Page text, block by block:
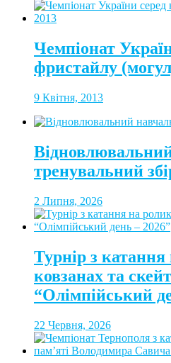
Чемпіонат
фристайлу
9 Квітня, 2013
тренувальний
2 Липня, 2026
Турнір з
ковзанах та
“Олімпійський
22 Червня, 2026